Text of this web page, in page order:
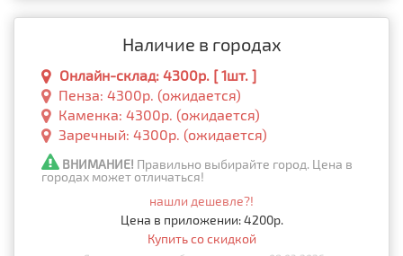
Наличие в городах
Онлайн-склад: 4300р. [ 1шт. ]
Пенза: 4300р. (ожидается)
Каменка: 4300р. (ожидается)
Заречный: 4300р. (ожидается)
ВНИМАНИЕ! Правильно выбирайте город. Цена в
городах может отличаться!
нашли дешевле?!
Цена в приложении: 4200р.
Купить со скидкой